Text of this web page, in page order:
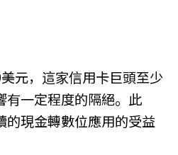
元，這家信用卡巨頭至少
有一定程度的隔絕。此
的現金轉數位應用的受益